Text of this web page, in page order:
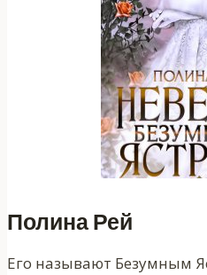
Полина Рей
Его называют Безумным